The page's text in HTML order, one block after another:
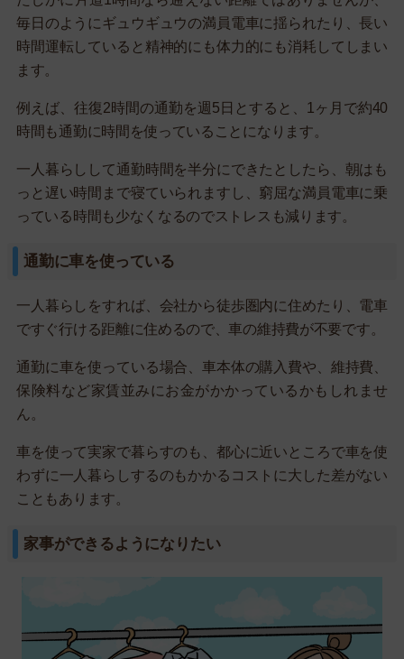
毎日のようにギュウギュウの満員電車に揺られたり、長い
時間運転していると精神的にも体力的にも消耗してしまい
ます。
例えば、往復2時間の通勤を週5日とすると、1ヶ月で約40
時間も通勤に時間を使っていることになります。
一人暮らしして通勤時間を半分にできたとしたら、朝はも
っと遅い時間まで寝ていられますし、窮屈な満員電車に乗
っている時間も少なくなるのでストレスも減ります。
通勤に車を使っている
一人暮らしをすれば、会社から徒歩圏内に住めたり、電車
ですぐ行ける距離に住めるので、車の維持費が不要です。
通勤に車を使っている場合、車本体の購入費や、維持費、
保険料など家賃並みにお金がかかっているかもしれませ
ん。
車を使って実家で暮らすのも、都心に近いところで車を使
わずに一人暮らしするのもかかるコストに大した差がない
こともあります。
家事ができるようになりたい